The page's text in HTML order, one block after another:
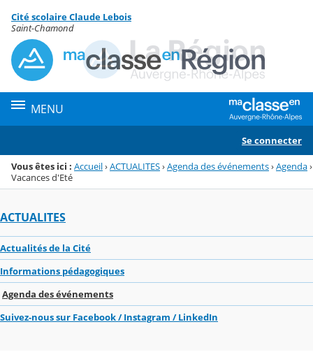
Menu de la rubrique
Contenu
Cité scolaire Claude Lebois
Saint-Chamond
MENU
Se connecter
Vous êtes ici : Accueil›ACTUALITES›Agenda des événements›Agenda›
Vacances d'Eté
ACTUALITES
Actualités de la Cité
Informations pédagogiques
Agenda des événements
Suivez-nous sur Facebook / Instagram / LinkedIn